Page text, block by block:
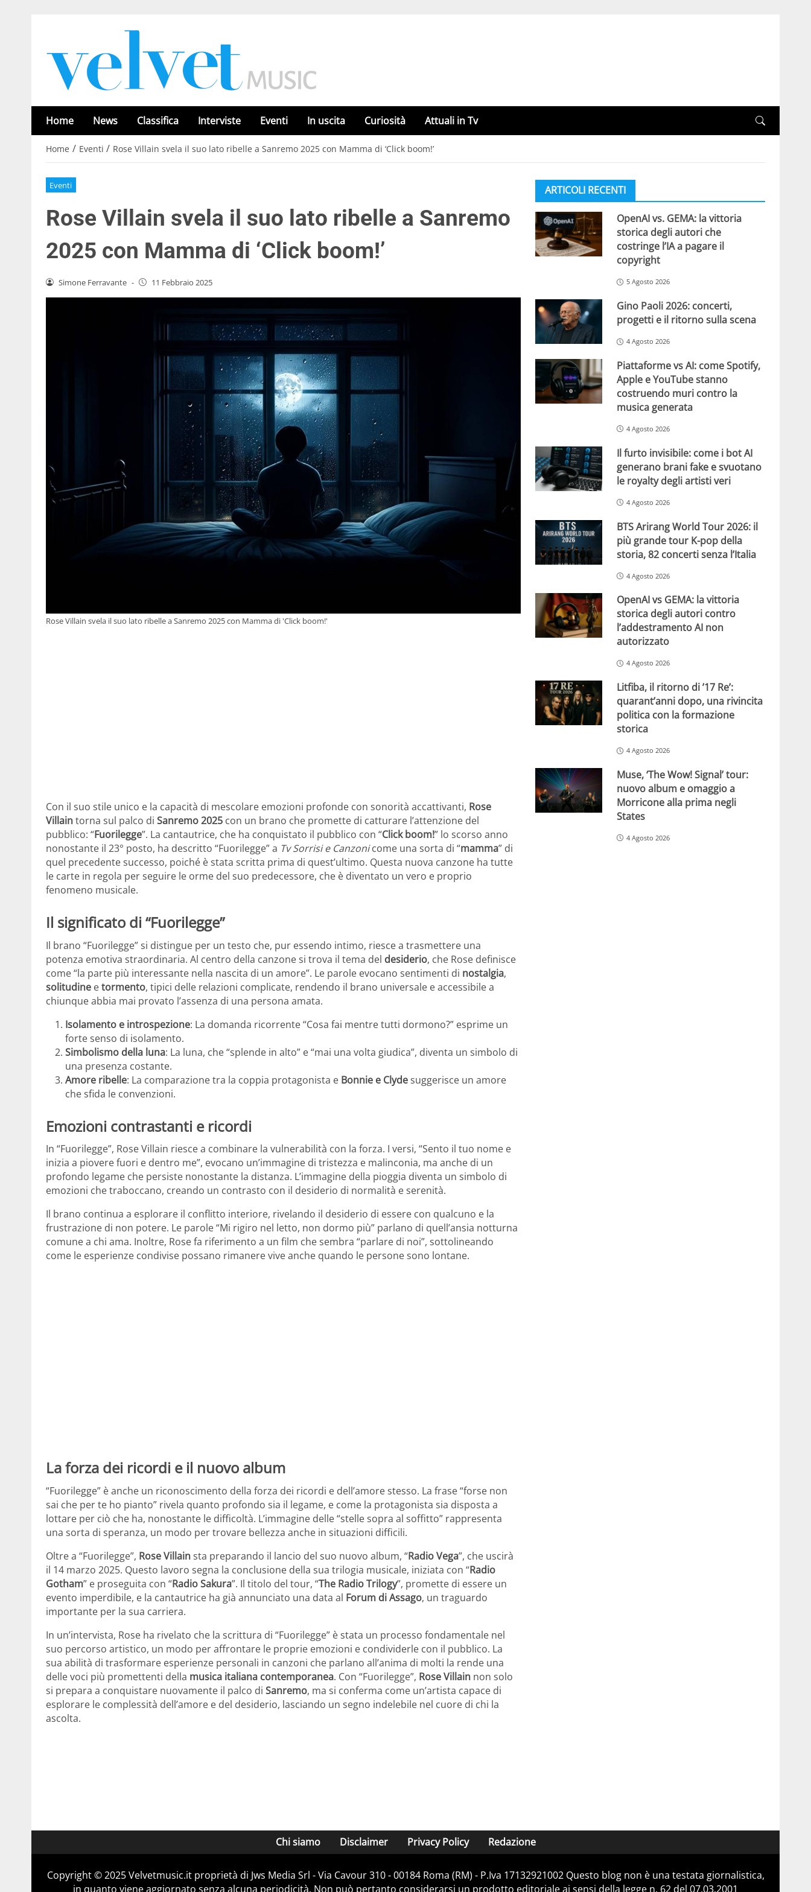
Home News Classifica Interviste Eventi In uscita Curiosità Attuali in Tv
Home / Eventi / Rose Villain svela il suo lato ribelle a Sanremo 2025 con Mamma di ‘Click boom!’
Eventi
Rose Villain svela il suo lato ribelle a Sanremo
2025 con Mamma di ‘Click boom!’
Simone Ferravante - 11 Febbraio 2025
Rose Villain svela il suo lato ribelle a Sanremo 2025 con Mamma di 'Click boom!'
Con il suo stile unico e la capacità di mescolare emozioni profonde con sonorità accattivanti, Rose
Villaintorna sul palco di Sanremo 2025 con un brano che promette di catturare l’attenzione del
pubblico: “Fuorilegge”. La cantautrice, che ha conquistato il pubblico con “Click boom!” lo scorso anno
nonostante il 23° posto, ha descritto “Fuorilegge” a Tv Sorrisi e Canzonicome una sorta di “mamma” di
quel precedente successo, poiché è stata scritta prima di quest’ultimo. Questa nuova canzone ha tutte
le carte in regola per seguire le orme del suo predecessore, che è diventato un vero e proprio
fenomeno musicale.
Il significato di “Fuorilegge”
Il brano “Fuorilegge” si distingue per un testo che, pur essendo intimo, riesce a trasmettere una
potenza emotiva straordinaria. Al centro della canzone si trova il tema del desiderio, che Rose definisce
come “la parte più interessante nella nascita di un amore”. Le parole evocano sentimenti di nostalgia,
solitudine etormento, tipici delle relazioni complicate, rendendo il brano universale e accessibile a
chiunque abbia mai provato l’assenza di una persona amata.
Isolamento e introspezione: La domanda ricorrente “Cosa fai mentre tutti dormono?” esprime un
forte senso di isolamento.
Simbolismo della luna: La luna, che “splende in alto” e “mai una volta giudica”, diventa un simbolo di
una presenza costante.
Amore ribelle: La comparazione tra la coppia protagonista e Bonnie e Clydesuggerisce un amore
che sfida le convenzioni.
Emozioni contrastanti e ricordi
In “Fuorilegge”, Rose Villain riesce a combinare la vulnerabilità con la forza. I versi, “Sento il tuo nome e
inizia a piovere fuori e dentro me”, evocano un’immagine di tristezza e malinconia, ma anche di un
profondo legame che persiste nonostante la distanza. L’immagine della pioggia diventa un simbolo di
emozioni che traboccano, creando un contrasto con il desiderio di normalità e serenità.
Il brano continua a esplorare il conflitto interiore, rivelando il desiderio di essere con qualcuno e la
frustrazione di non potere. Le parole “Mi rigiro nel letto, non dormo più” parlano di quell’ansia notturna
comune a chi ama. Inoltre, Rose fa riferimento a un film che sembra “parlare di noi”, sottolineando
come le esperienze condivise possano rimanere vive anche quando le persone sono lontane.
La forza dei ricordi e il nuovo album
“Fuorilegge” è anche un riconoscimento della forza dei ricordi e dell’amore stesso. La frase “forse non
sai che per te ho pianto” rivela quanto profondo sia il legame, e come la protagonista sia disposta a
lottare per ciò che ha, nonostante le difficoltà. L’immagine delle “stelle sopra al soffitto” rappresenta
una sorta di speranza, un modo per trovare bellezza anche in situazioni difficili.
Oltre a “Fuorilegge”, Rose Villainsta preparando il lancio del suo nuovo album, “Radio Vega”, che uscirà
il 14 marzo 2025. Questo lavoro segna la conclusione della sua trilogia musicale, iniziata con “Radio
Gotham” e proseguita con “Radio Sakura”. Il titolo del tour, “The Radio Trilogy”, promette di essere un
evento imperdibile, e la cantautrice ha già annunciato una data al Forum di Assago, un traguardo
importante per la sua carriera.
In un’intervista, Rose ha rivelato che la scrittura di “Fuorilegge” è stata un processo fondamentale nel
suo percorso artistico, un modo per affrontare le proprie emozioni e condividerle con il pubblico. La
sua abilità di trasformare esperienze personali in canzoni che parlano all’anima di molti la rende una
delle voci più promettenti della musica italiana contemporanea. Con “Fuorilegge”, Rose Villain non solo
si prepara a conquistare nuovamente il palco di Sanremo, ma si conferma come un’artista capace di
esplorare le complessità dell’amore e del desiderio, lasciando un segno indelebile nel cuore di chi la
ascolta.
ARTICOLI RECENTI
OpenAI vs. GEMA: la vittoria
storica degli autori che
costringe l’IA a pagare il
copyright
5 Agosto 2026
Gino Paoli 2026: concerti,
progetti e il ritorno sulla scena
4 Agosto 2026
Piattaforme vs AI: come Spotify,
Apple e YouTube stanno
costruendo muri contro la
musica generata
4 Agosto 2026
Il furto invisibile: come i bot AI
generano brani fake e svuotano
le royalty degli artisti veri
4 Agosto 2026
BTS Arirang World Tour 2026: il
più grande tour K-pop della
storia, 82 concerti senza l’Italia
4 Agosto 2026
OpenAI vs GEMA: la vittoria
storica degli autori contro
l’addestramento AI non
autorizzato
4 Agosto 2026
Litfiba, il ritorno di ’17 Re’:
quarant’anni dopo, una rivincita
politica con la formazione
storica
4 Agosto 2026
Muse, ‘The Wow! Signal’ tour:
nuovo album e omaggio a
Morricone alla prima negli
States
4 Agosto 2026
Chi siamo Disclaimer Privacy Policy Redazione
Copyright © 2025 Velvetmusic.it proprietà di Jws Media Srl - Via Cavour 310 - 00184 Roma (RM) - P.Iva 17132921002 Questo blog non è una testata giornalistica,
in quanto viene aggiornato senza alcuna periodicità. Non può pertanto considerarsi un prodotto editoriale ai sensi della legge n. 62 del 07.03.2001